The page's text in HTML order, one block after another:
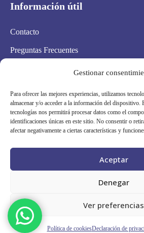
Gestionar
Para ofrecer las mejores experiencias, utilizamos
almacenar y/o acceder a la información del dispositivo.
tecnologías nos permitirá procesar datos como el
identificaciones únicas en este sitio. No consentir o
afectar negativamente a ciertas características y
Aceptar
Denegar
Ver preferencias
Política de cookiesDeclaración de
Información útil
Contacto
Preguntas Frecuentes
Política de cookies
Condiciones Generales
Síguenos en redes
Grupo Scanner Vizcaya © ·